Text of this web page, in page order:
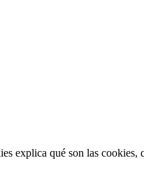
explica qué son las